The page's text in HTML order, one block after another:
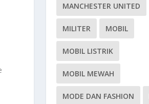
MANCHESTER UNITED
MILITER MOBIL
MOBIL LISTRIK
MOBIL MEWAH
MODE DAN FASHION